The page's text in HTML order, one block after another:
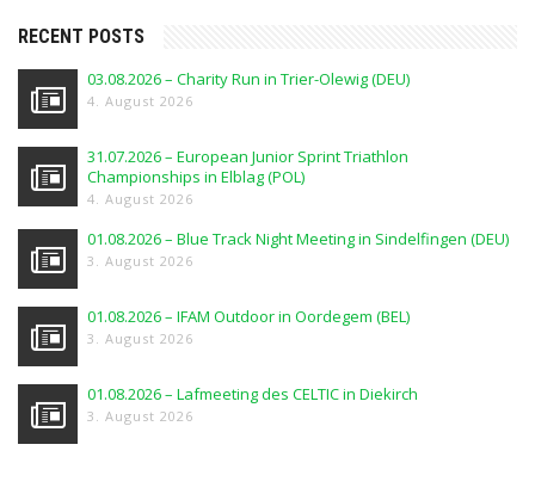
RECENT POSTS
03.08.2026 – Charity Run in Trier-Olewig (DEU)
4. August 2026
31.07.2026 – European Junior Sprint Triathlon
Championships in Elblag (POL)
4. August 2026
01.08.2026 – Blue Track Night Meeting in Sindelfingen (DEU)
3. August 2026
01.08.2026 – IFAM Outdoor in Oordegem (BEL)
3. August 2026
01.08.2026 – Lafmeeting des CELTIC in Diekirch
3. August 2026